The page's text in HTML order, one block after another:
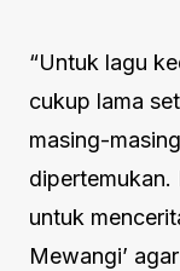
“Untuk lagu
cukup lama
masing-
dipertemukan.
untuk
Mewangi’